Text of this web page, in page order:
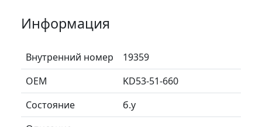
Информация
Внутренний номер
19359
ОЕМ
KD53-51-660
Состояние
б.у